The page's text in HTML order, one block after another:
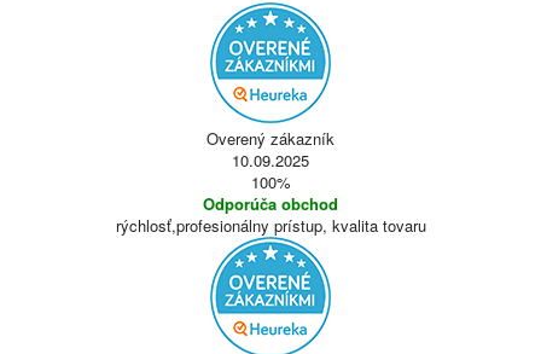
Overený zákazník
10.09.2025
100%
Odporúča obchod
rýchlosť,profesionálny prístup, kvalita tovaru